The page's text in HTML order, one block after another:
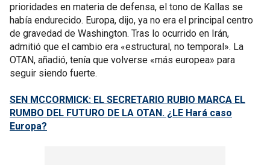
prioridades en materia de defensa, el tono de Kallas se
había endurecido. Europa, dijo, ya no era el principal centro
de gravedad de Washington. Tras lo ocurrido en Irán,
admitió que el cambio era «estructural, no temporal». La
OTAN, añadió, tenía que volverse «más europea» para
seguir siendo fuerte.
SEN MCCORMICK: EL SECRETARIO RUBIO MARCA EL
RUMBO DEL FUTURO DE LA OTAN. ¿LE Hará caso
Europa?